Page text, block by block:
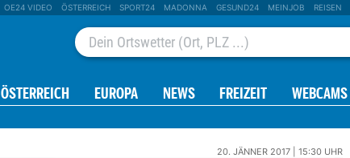
OE24 VIDEO ÖSTERREICH SPORT24 MADONNA GESUND24 MEINJOB REISEN
ÖSTERREICH EUROPA NEWS FREIZEIT WEBCAMS
20. JÄNNER 2017 | 15:30 UHR